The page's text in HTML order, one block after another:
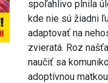
spoľahlivo plnila
kde nie sú žiadni
adaptovať na
zvieratá. Roz
naučiť sa
adoptívnou